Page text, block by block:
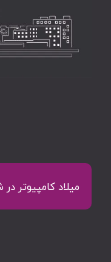
میلاد کامپیوتر